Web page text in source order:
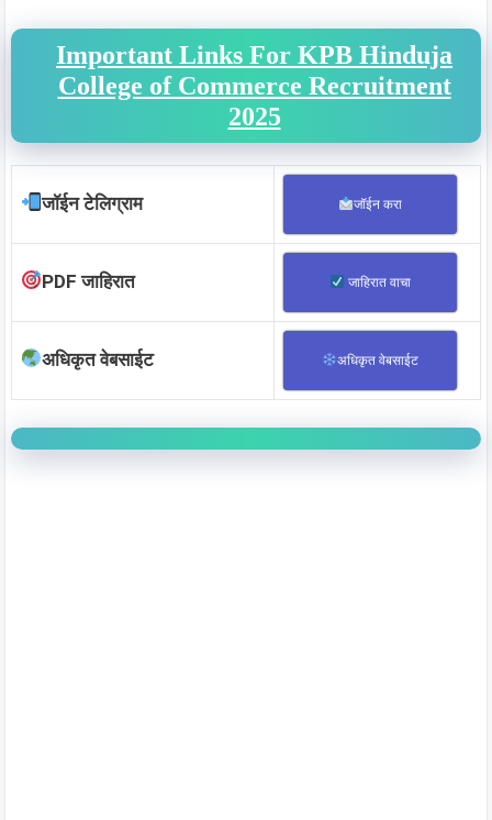
Important Links For KPB Hinduja
College of Commerce Recruitment
2025
जॉईन टेलिग्राम जॉईन करा
PDF जाहिरात जाहिरात वाचा
अधिकृत वेबसाईट अधिकृत वेबसाईट